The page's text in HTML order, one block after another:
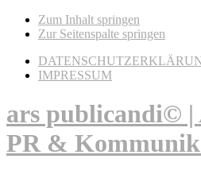
Zum Inhalt springen
Zur Seitenspalte springen
IMPRESSUM
ars publicandi©
PR &